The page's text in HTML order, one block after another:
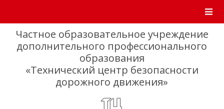
Частное образовательное учреждение
дополнительного профессионального
образования
«Технический центр безопасности
дорожного движения»